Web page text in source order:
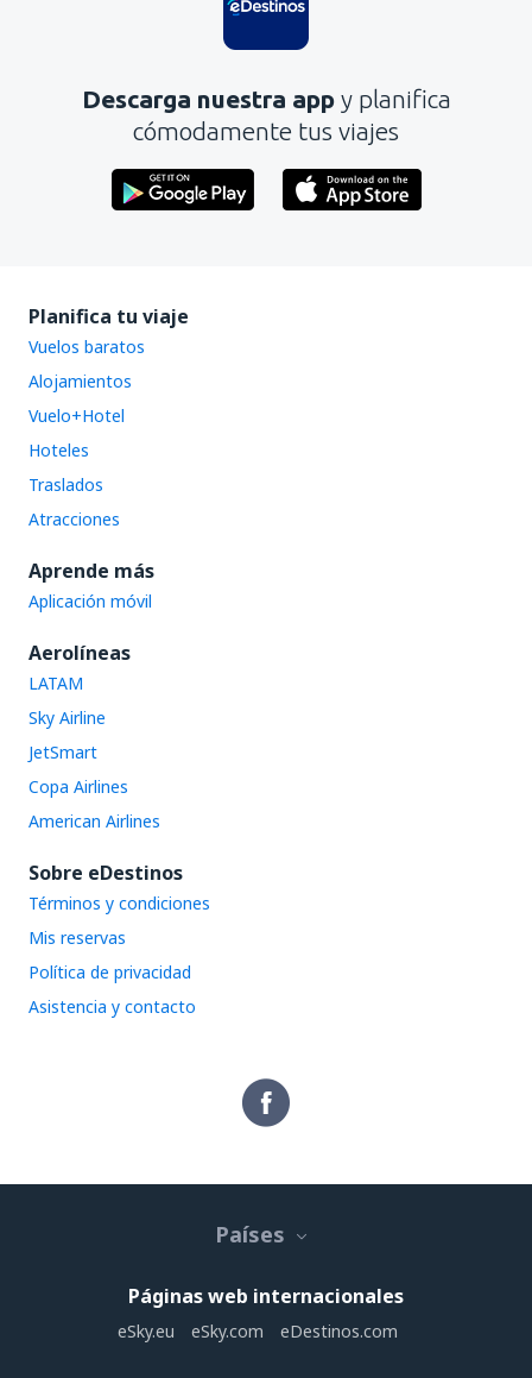
Descarga nuestra app y planifica
cómodamente tus viajes
Planifica tu viaje
Vuelos baratos
Alojamientos
Vuelo+Hotel
Hoteles
Traslados
Atracciones
Aprende más
Aplicación móvil
Aerolíneas
LATAM
Sky Airline
JetSmart
Copa Airlines
American Airlines
Sobre eDestinos
Términos y condiciones
Mis reservas
Política de privacidad
Asistencia y contacto
Países
Páginas web internacionales
eSky.eu eSky.com eDestinos.com